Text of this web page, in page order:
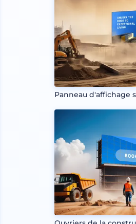
Panneau d'affichage